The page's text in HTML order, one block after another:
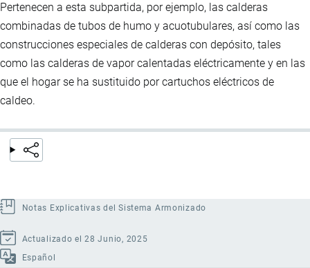
Pertenecen a esta subpartida, por ejemplo, las calderas
combinadas de tubos de humo y acuotubulares, así como las
construcciones especiales de calderas con depósito, tales
como las calderas de vapor calentadas eléctricamente y en las
que el hogar se ha sustituido por cartuchos eléctricos de
caldeo.
Notas Explicativas del Sistema Armonizado
Actualizado el 28 Junio, 2025
Español